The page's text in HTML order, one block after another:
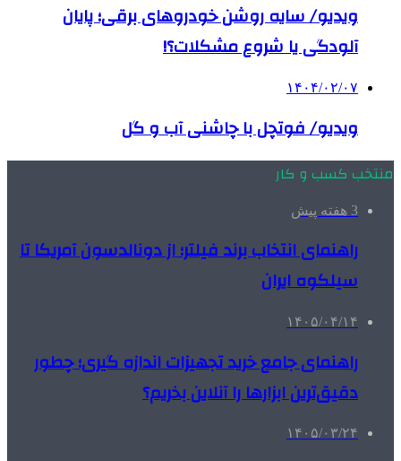
ویدیو/ سایه روشن خودروهای برقی؛ پایان
آلودگی یا شروع مشکلات؟!
۱۴۰۴/۰۲/۰۷
ویدیو/ فوتچل با چاشنی آب و گل
منتخب کسب و کار
3 هفته پیش
راهنمای انتخاب برند فیلتر؛ از دونالدسون آمریکا تا
سیلکوه ایران
۱۴۰۵/۰۴/۱۴
راهنمای جامع خرید تجهیزات اندازه گیری؛ چطور
دقیق‌ترین ابزارها را آنلاین بخریم؟
۱۴۰۵/۰۳/۲۴